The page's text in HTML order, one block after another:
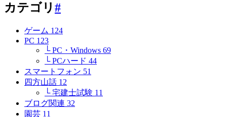
カテゴリ #
ゲーム 124
PC 123
└ PC・Windows 69
└ PCハード 44
スマートフォン 51
四方山話 12
└ 宅建士試験 11
ブログ関連 32
園芸 11